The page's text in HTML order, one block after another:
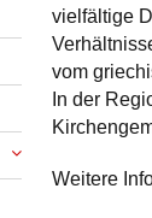
vielfältige
vom
In der
Weitere